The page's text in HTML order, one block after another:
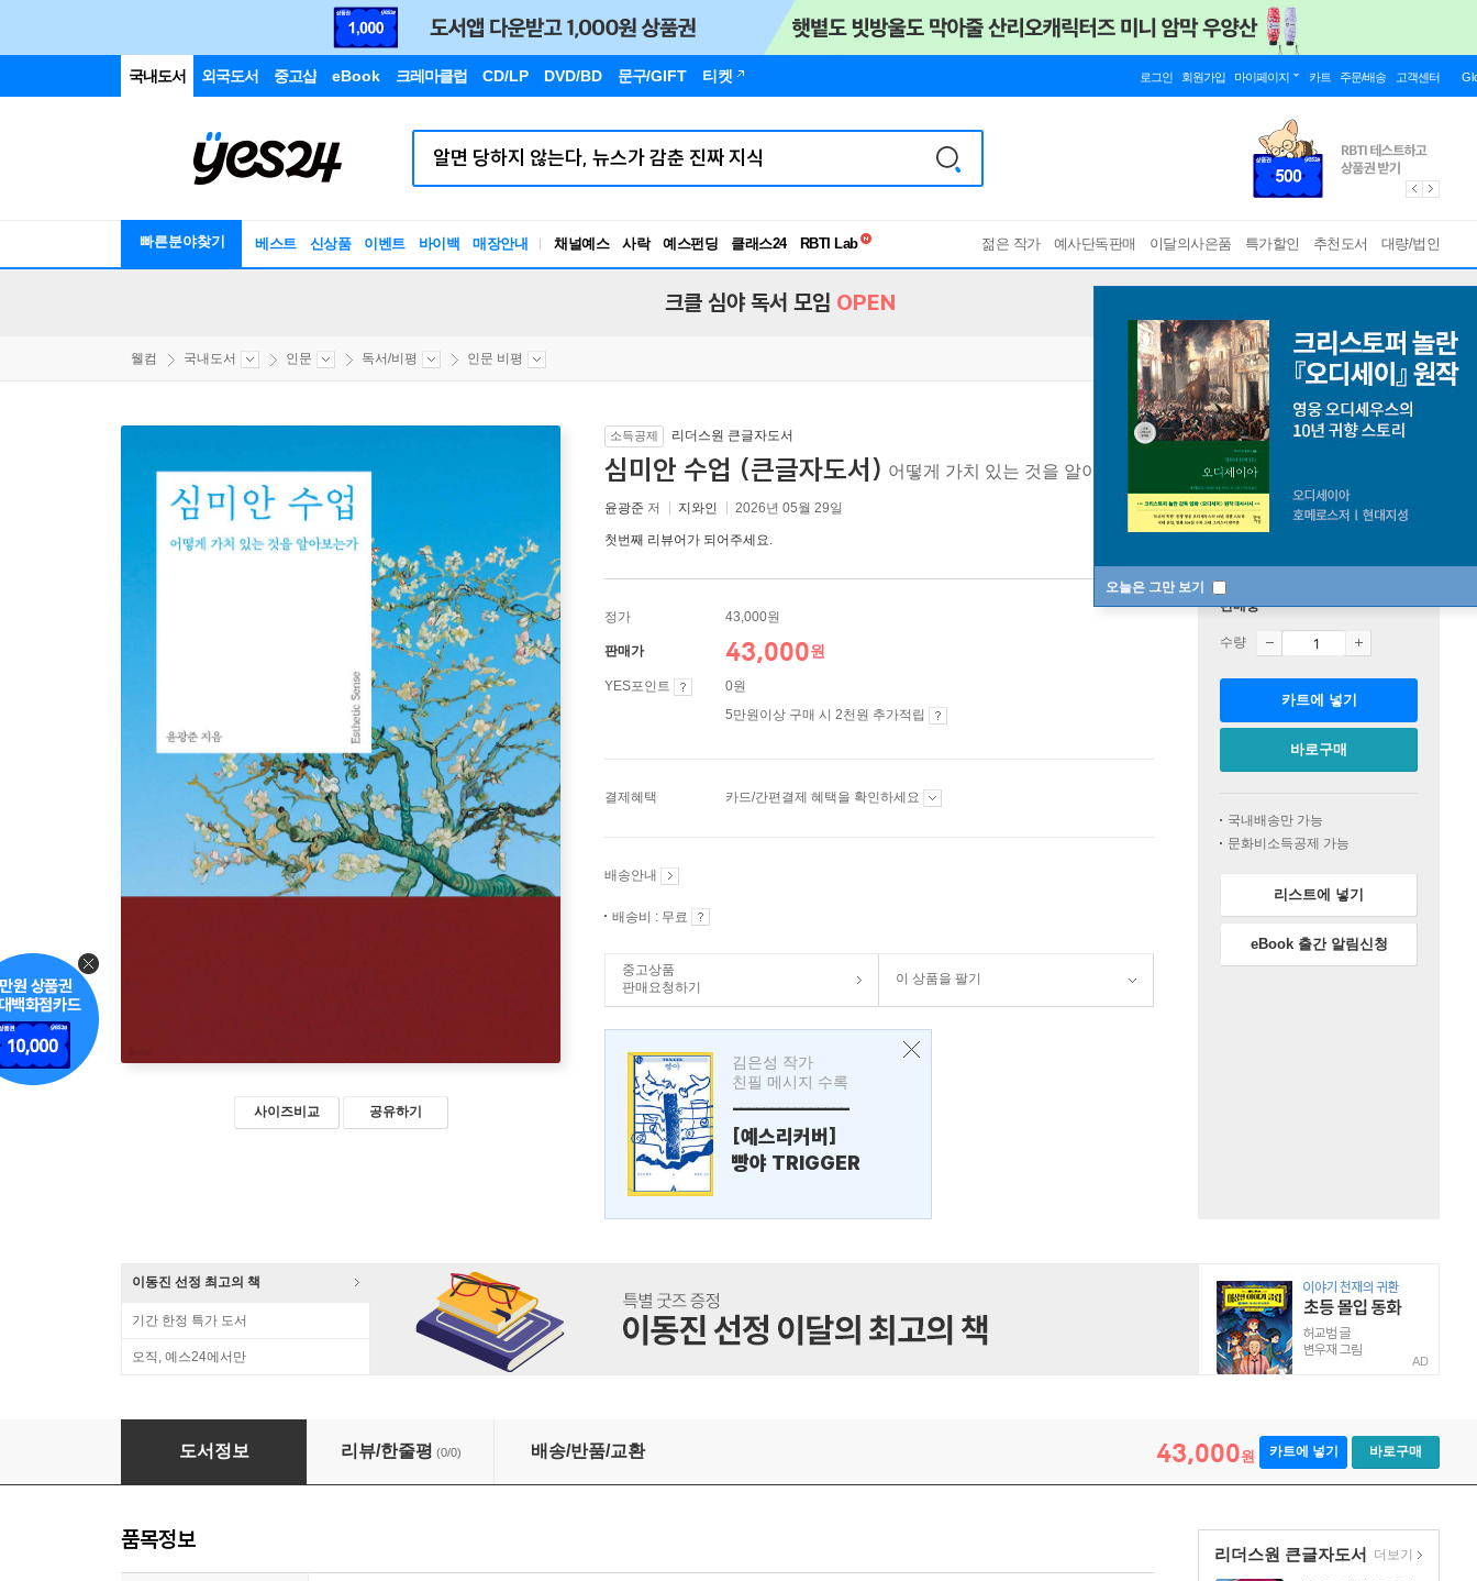
국내도서 외국도서 중고샵 eBook 크레마클럽 CD/LP DVD/BD 문구/GIFT 티켓 로그인 회원가입 마이페이지 카트 주문/배송 고객센터
빠른분야찾기 베스트 신상품 이벤트 바이백 매장안내 채널예스 사락 예스펀딩 클래스24
독서유형검사
젊은 작가 예사단독판매 이달의사은품 특가할인 추천도서 대량/법인
오늘은 그만 보기
크클 심야 독서 모임 OPEN
웰컴 국내도서 인문 독서/비평 인문 비평
사이즈비교 공유하기
소득공제 리더스원 큰글자도서
심미안 수업 (큰글자도서) 어떻게 가치 있는 것을 알아보는가
윤광준 저 지와인 2026년 05월 29일
첫번째 리뷰어가 되어주세요.
정가 43,000원
판매가 43,000원
YES포인트
0원
5만원이상 구매 시 2천원 추가적립
결제혜택 카드/간편결제 혜택을 확인하세요
배송안내
배송비 : 무료
중고상품
판매요청하기
이 상품을 팔기
김은성 작가
친필 메시지 수록
---------------
[예스리커버]
빵야 TRIGGER
판매중
수량
카트에 넣기
바로구매
국내배송만 가능
문화비소득공제 가능
리스트에 넣기
eBook 출간 알림신청
이동진 선정 최고의 책
기간 한정 특가 도서
오직, 예스24에서만 AD
심미안 수업 (큰글자도서)
도서정보 리뷰/한줄평 (0/0) 배송/반품/교환 43,000원 카트에 넣기 바로구매
리더스원 큰글자도서 더보기
품목정보